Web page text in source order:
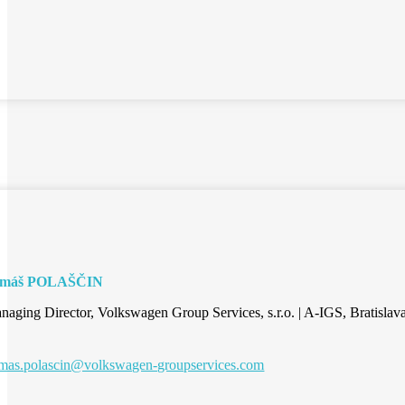
POLAŠČIN
Director, Volkswagen Group Services, s.r.o. | A-IGS,
groupservices.com